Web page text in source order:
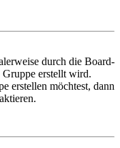
durch die Board-
erstellt wird.
erstellen möchtest, dann